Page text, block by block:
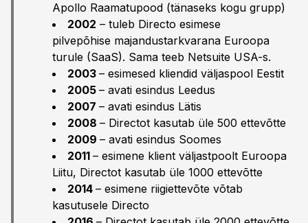
Apollo Raamatupood (tänaseks kogu grupp)
2002 – tuleb Directo esimese
pilvepõhise majandustarkvarana Euroopa
turule (SaaS). Sama teeb Netsuite USA-s.
2003 – esimesed kliendid väljaspool Eestit
2005 – avati esindus Leedus
2007 – avati esindus Lätis
2008 – Directot kasutab üle 500 ettevõtte
2009 – avati esindus Soomes
2011 – esimene klient väljastpoolt Euroopa
Liitu, Directot kasutab üle 1000 ettevõtte
2014 – esimene riigiettevõte võtab
kasutusele Directo